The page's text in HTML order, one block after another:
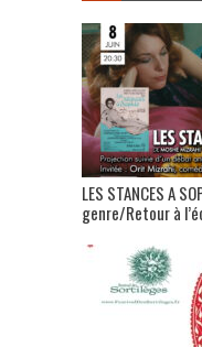
LES STANCES A
genre/Retour à